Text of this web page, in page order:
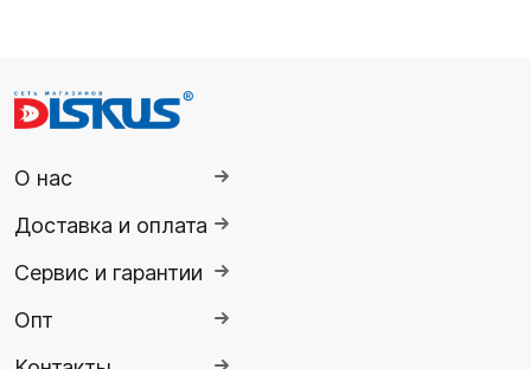
О нас
Доставка и оплата
Сервис и гарантии
Опт